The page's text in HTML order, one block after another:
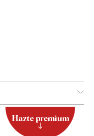
Hazte premium